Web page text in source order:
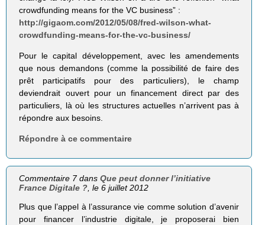
crowdfunding means for the VC business” :
http://gigaom.com/2012/05/08/fred-wilson-what-
crowdfunding-means-for-the-vc-business/
Pour le capital développement, avec les amendements
que nous demandons (comme la possibilité de faire des
prêt participatifs pour des particuliers), le champ
deviendrait ouvert pour un financement direct par des
particuliers, là où les structures actuelles n’arrivent pas à
répondre aux besoins.
Répondre à ce commentaire
Commentaire 7 dansQue peut donner l’initiative
France Digitale ?, le 6 juillet 2012
Plus que l’appel à l’assurance vie comme solution d’avenir
pour financer l’industrie digitale, je proposerai bien